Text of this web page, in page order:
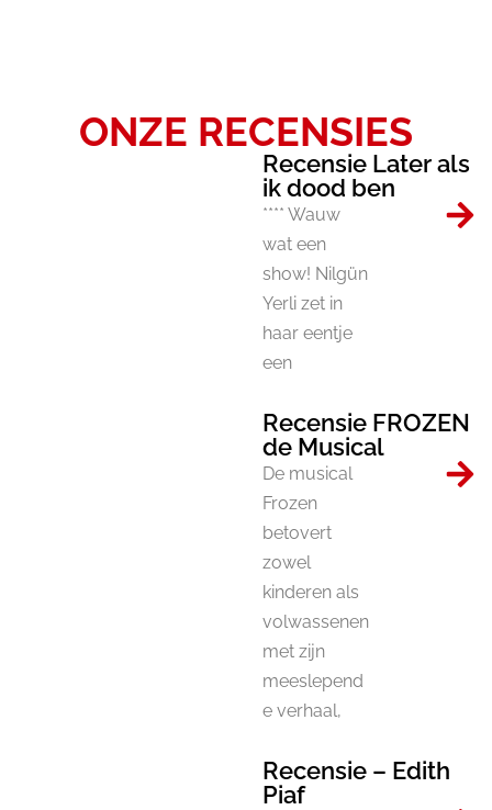
ONZE RECENSIES
Recensie Later als
ik dood ben
**** Wauw
wat een
show! Nilgün
Yerli zet in
haar eentje
een
Recensie FROZEN
de Musical
De musical
Frozen
betovert
zowel
kinderen als
volwassenen
met zijn
meeslepend
e verhaal,
Recensie – Edith
Piaf